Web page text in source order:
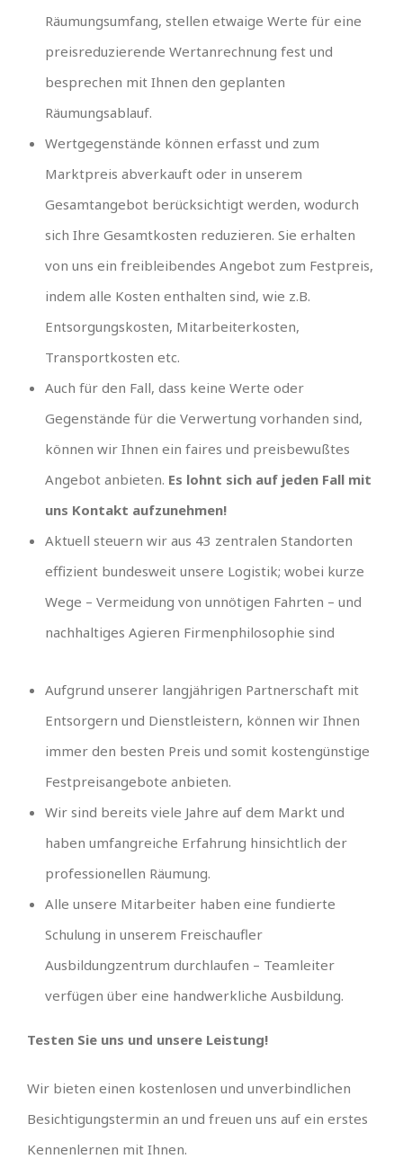
Räumungsumfang, stellen etwaige Werte für eine
preisreduzierende Wertanrechnung fest und
besprechen mit Ihnen den geplanten
Räumungsablauf.
Wertgegenstände können erfasst und zum
Marktpreis abverkauft oder in unserem
Gesamtangebot berücksichtigt werden, wodurch
sich Ihre Gesamtkosten reduzieren. Sie erhalten
von uns ein freibleibendes Angebot zum Festpreis,
indem alle Kosten enthalten sind, wie z.B.
Entsorgungskosten, Mitarbeiterkosten,
Transportkosten etc.
Auch für den Fall, dass keine Werte oder
Gegenstände für die Verwertung vorhanden sind,
können wir Ihnen ein faires und preisbewußtes
Angebot anbieten. Es lohnt sich auf jeden Fall mit
uns Kontakt aufzunehmen!
Aktuell steuern wir aus 43 zentralen Standorten
effizient bundesweit unsere Logistik; wobei kurze
Wege – Vermeidung von unnötigen Fahrten – und
nachhaltiges Agieren Firmenphilosophie sind
Aufgrund unserer langjährigen Partnerschaft mit
Entsorgern und Dienstleistern, können wir Ihnen
immer den besten Preis und somit kostengünstige
Festpreisangebote anbieten.
Wir sind bereits viele Jahre auf dem Markt und
haben umfangreiche Erfahrung hinsichtlich der
professionellen Räumung.
Alle unsere Mitarbeiter haben eine fundierte
Schulung in unserem Freischaufler
Ausbildungzentrum durchlaufen – Teamleiter
verfügen über eine handwerkliche Ausbildung.
Testen Sie uns und unsere Leistung!
Wir bieten einen kostenlosen und unverbindlichen
Besichtigungstermin an und freuen uns auf ein erstes
Kennenlernen mit Ihnen.